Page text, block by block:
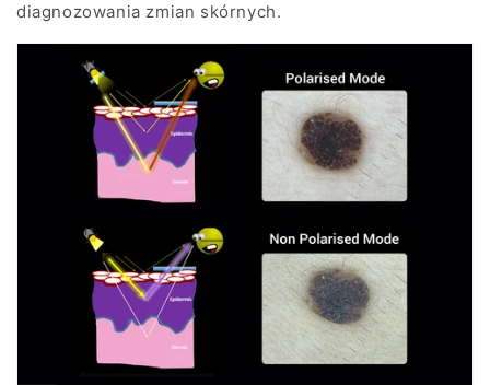
diagnozowania zmian skórnych.